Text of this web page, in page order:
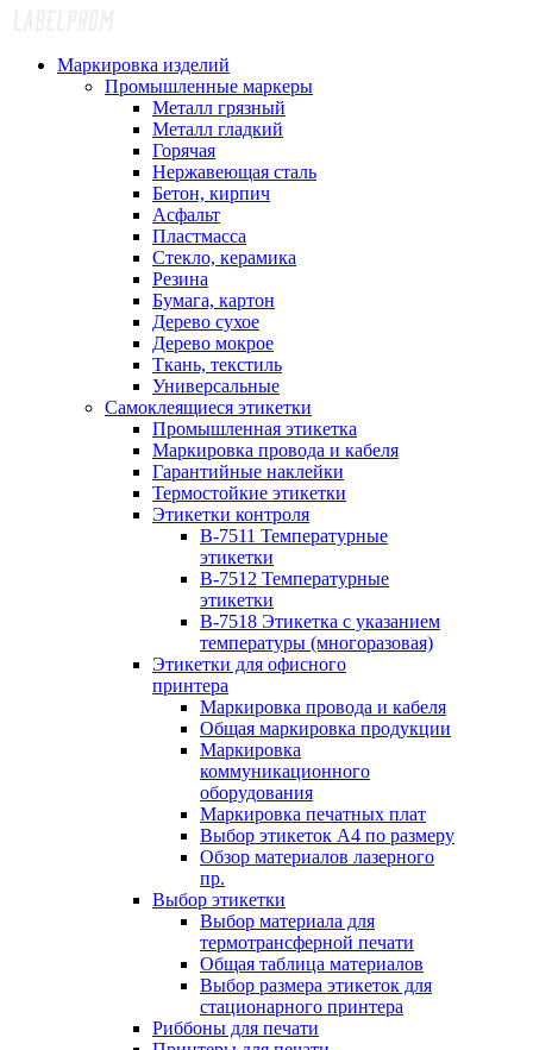
Маркировка изделий
Промышленные маркеры
Металл грязный
Металл гладкий
Горячая
Нержавеющая сталь
Бетон, кирпич
Асфальт
Пластмасса
Стекло, керамика
Резина
Бумага, картон
Дерево сухое
Дерево мокрое
Ткань, текстиль
Универсальные
Самоклеящиеся этикетки
Промышленная этикетка
Маркировка провода и кабеля
Гарантийные наклейки
Термостойкие этикетки
Этикетки контроля
B-7511 Температурные
этикетки
B-7512 Температурные
этикетки
B-7518 Этикетка с указанием
температуры (многоразовая)
Этикетки для офисного
принтера
Маркировка провода и кабеля
Общая маркировка продукции
Маркировка
коммуникационного
оборудования
Маркировка печатных плат
Выбор этикеток А4 по размеру
Обзор материалов лазерного
пр.
Выбор этикетки
Выбор материала для
термотрансферной печати
Общая таблица материалов
Выбор размера этикеток для
стационарного принтера
Риббоны для печати